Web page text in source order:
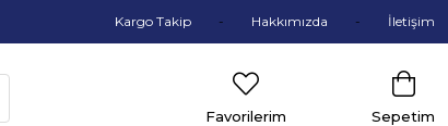
Kargo Takip Hakkımızda İletişim
Sepetim
Favorilerim